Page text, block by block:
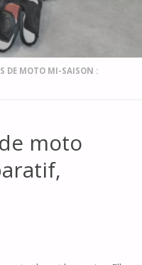
DE MOTO MI-SAISON :
moto